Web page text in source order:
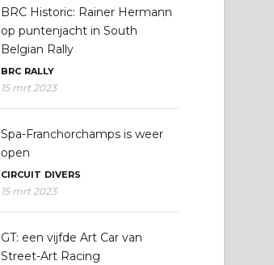
BRC Historic: Rainer Hermann
op puntenjacht in South
Belgian Rally
BRC RALLY
15 mrt 2023
Spa-Franchorchamps is weer
open
CIRCUIT DIVERS
15 mrt 2023
GT: een vijfde Art Car van
Street-Art Racing